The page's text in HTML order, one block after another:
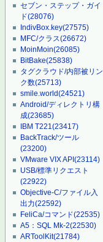
セブン・ステップ・ガイ
ド(28076)
IndivBox.key(27575)
MFC/クラス(26672)
MoinMoin(26085)
BitBake(25838)
タグクラウド/内部被リン
ク数(25713)
smile.world(24521)
Android/ディレクトリ構
成(23685)
IBM T221(23417)
BackTrack/ツール
(23200)
VMware VIX API(23114)
USB/標準リクエスト
(22922)
Objective-C/ファイル入
出力(22592)
FeliCa/コマンド(22535)
A5：SQL Mk-2(22530)
ARToolKit(21784)